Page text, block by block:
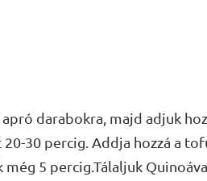
darabokra, majd adjuk
30 percig. Addja hozzá a
még 5 percig.Tálaljuk